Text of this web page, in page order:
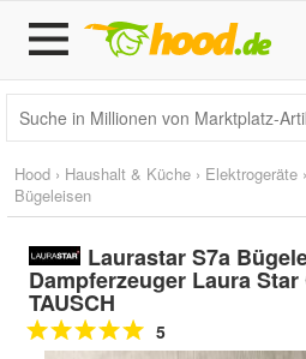
Hood › Haushalt & Küche › Elektrogeräte ›
Bügeleisen
Laurastar S7a
Dampferzeuger Laura
TAUSCH
5